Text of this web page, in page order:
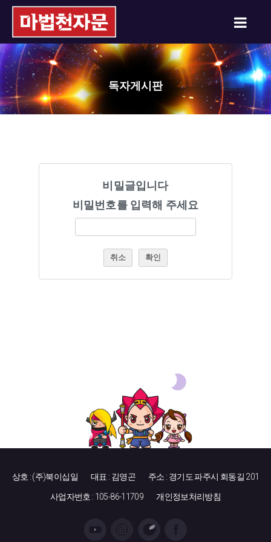
독자게시판
비밀글입니다
비밀번호를 입력해 주세요
취소 확인
상호 : (주)북이십일 대표 : 김영곤 주소 : 경기도 파주시 회동길 201
사업자번호 : 105-86-11709 개인정보처리방침